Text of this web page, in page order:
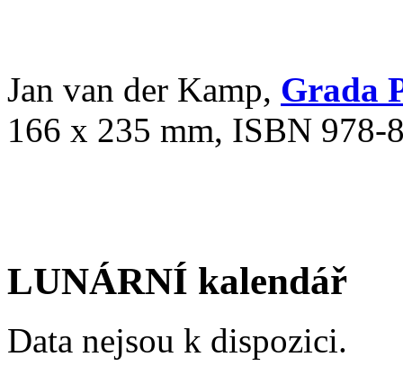
Jan van der Kamp, Grada
166 x 235 mm, ISBN 978-
LUNÁRNÍ kalendář
Data nejsou k dispozici.